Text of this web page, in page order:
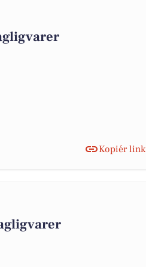
Kopiér link